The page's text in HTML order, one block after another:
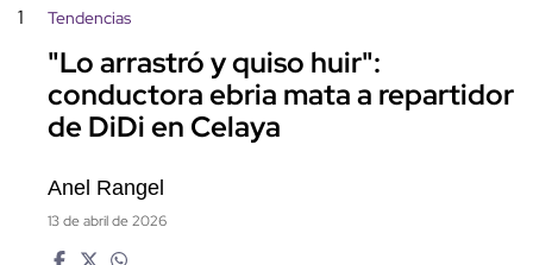
1 Tendencias
"Lo arrastró y quiso huir":
conductora ebria mata a repartidor
de DiDi en Celaya
Anel Rangel
13 de abril de 2026